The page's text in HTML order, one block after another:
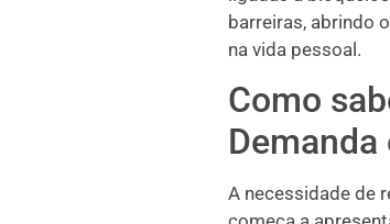
barreiras, abrindo
na vida pessoal.
Como
A necessidade de